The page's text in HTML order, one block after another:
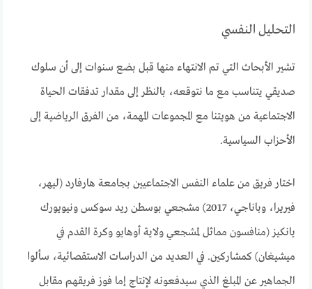
التحليل النفسي
تشير الأبحاث التي تم الانتهاء منها قبل بضع سنوات إلى أن سلوك
صديقي يتناسب مع ما نتوقعه، بالنظر إلى مقدار تدفقات الحياة
الاجتماعية من هويتنا مع المجموعات المهمة، من الفرق الرياضية إلى
الأحزاب السياسية.
اختار فريق من علماء النفس الاجتماعيين بجامعة هارفارد (ليهر،
فيريرا، وباناجي، 2017) مشجعي بوسطن ريد سوكس ونيويورك
يانكيز (منافسون مماثل لمشجعي ولاية أوهايو وكرة القدم في
ميشيغان) كمشاركين. في العديد من الدراسات الاستقصائية، سألوا
الجماهير عن المبلغ الذي سيدفعونه لإنتاج إما فوز فريقهم مقابل